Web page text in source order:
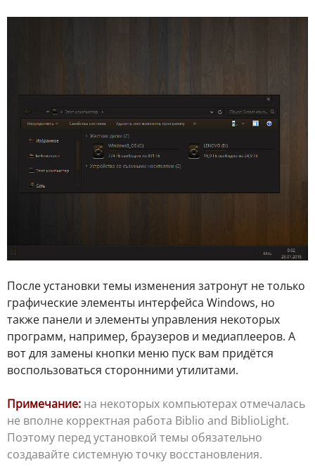
После установки темы изменения затронут не только
графические элементы интерфейса Windows, но
также панели и элементы управления некоторых
программ, например, браузеров и медиаплееров. А
вот для замены кнопки меню пуск вам придётся
воспользоваться сторонними утилитами.
Примечание: на некоторых компьютерах отмечалась
не вполне корректная работа Biblio and BiblioLight.
Поэтому перед установкой темы обязательно
создавайте системную точку восстановления.